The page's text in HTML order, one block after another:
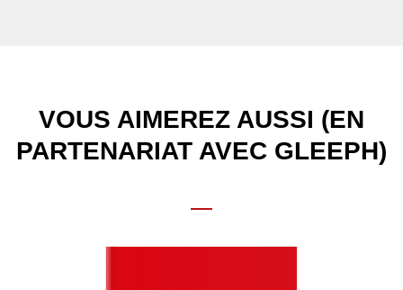
VOUS AIMEREZ AUSSI (EN
PARTENARIAT AVEC GLEEPH)